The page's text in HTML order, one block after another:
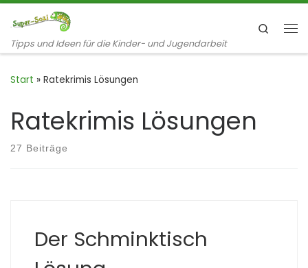
Zum Inhalt springen
Tipps und Ideen für die Kinder- und Jugendarbeit
Search
Start » Ratekrimis Lösungen
Ratekrimis Lösungen
27 Beiträge
Der Schminktisch